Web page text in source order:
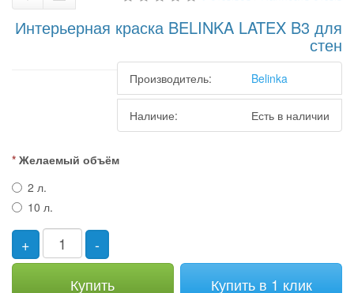
Интерьерная краска BELINKA LATEX B3 для
стен
Производитель: Belinka
Наличие: Есть в наличии
Желаемый объём
2 л.
10 л.
+
-
Купить
Купить в 1 клик